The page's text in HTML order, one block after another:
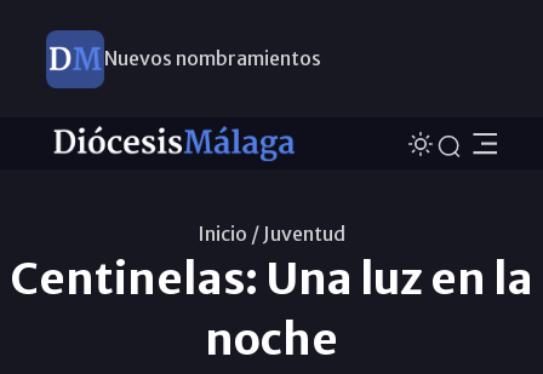
Nuevos nombramientos
Inicio / Juventud
Centinelas: Una luz en la
noche